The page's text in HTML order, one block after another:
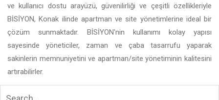
ve kullanıcı dostu arayüzü, güvenilirliği ve çeşitli özellikleriyle
BİSİYON, Konak ilinde apartman ve site yönetimlerine ideal bir
çözüm sunmaktadır. BİSİYON'nin kullanımı kolay yapısı
sayesinde yöneticiler, zaman ve çaba tasarrufu yaparak
sakinlerin memnuniyetini ve apartman/site yönetiminin kalitesini
artırabilirler.